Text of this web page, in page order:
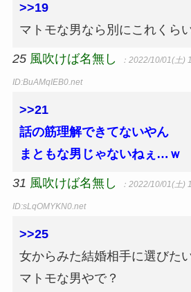
>>19
マトモな男なら別にこれくら
25 風吹けば名無し ：2022/10/01(土)
ID:BuAMqIEB0.net
>>21
話の筋理解できてないやん
まともな男じゃないねぇ…ｗ
31 風吹けば名無し ：2022/10/01(土)
ID:sLqOMYKN0.net
>>25
女からみた結婚相手に選びた
マトモな男やで？